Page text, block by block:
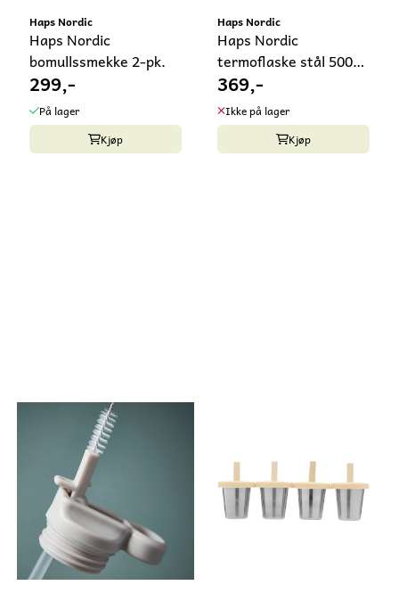
Haps Nordic
Haps Nordic
bomullssmekke 2-pk.
299,-
På lager
Kjøp
Haps Nordic
Haps Nordic
termoflaske stål 500
ml
369,-
Ikke på lager
Kjøp